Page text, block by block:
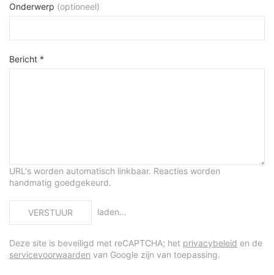
Onderwerp (optioneel)
Bericht *
URL's worden automatisch linkbaar. Reacties worden
handmatig goedgekeurd.
VERSTUUR laden…
Deze site is beveiligd met reCAPTCHA; het privacybeleid en de
servicevoorwaarden van Google zijn van toepassing.